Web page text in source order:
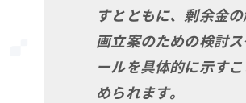
すとともに、剰余金
画立案のための検討
ールを具体的に示す
められます。